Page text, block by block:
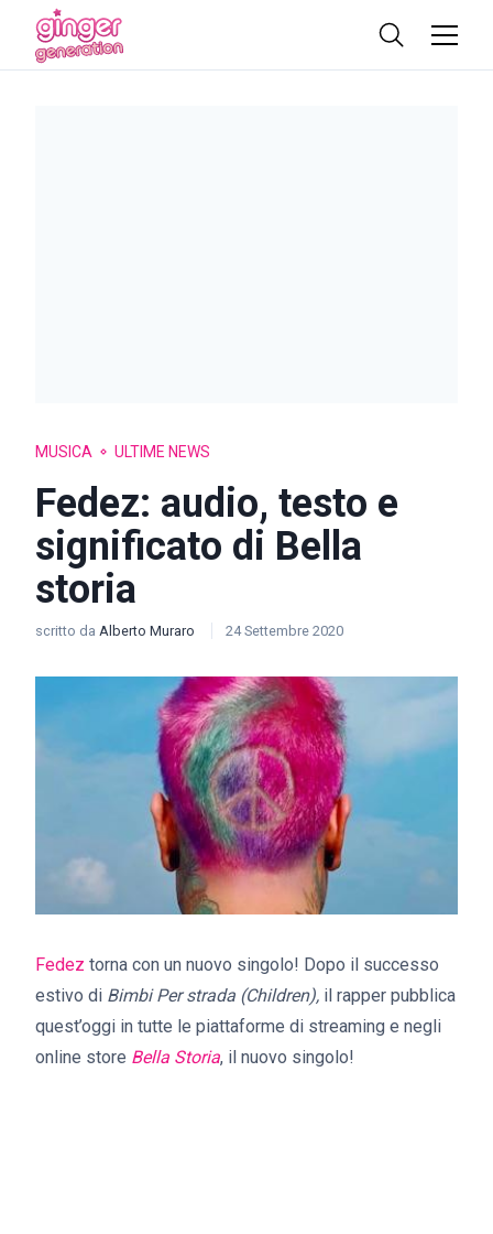
MUSICA ULTIME NEWS
Fedez: audio, testo e
significato di Bella
storia
scritto da Alberto Muraro 24 Settembre 2020
Fedez torna con un nuovo singolo! Dopo il successo
estivo di Bimbi Per strada (Children), il rapper pubblica
quest’oggi in tutte le piattaforme di streaming e negli
online store Bella Storia, il nuovo singolo!